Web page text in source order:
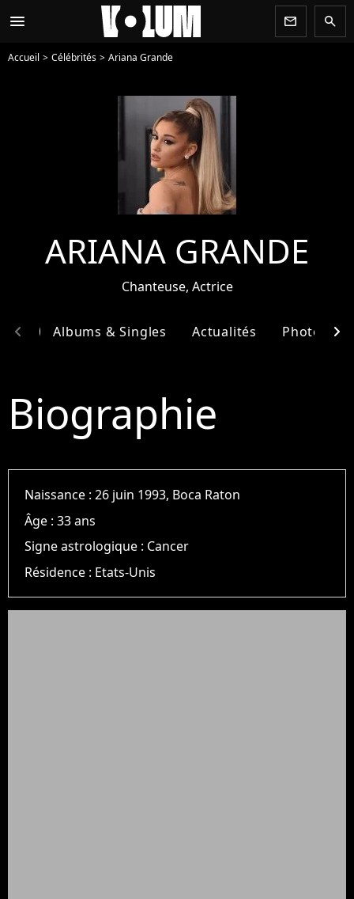
menu newsletter search
Accueil Célébrités Ariana Grande
ARIANA GRANDE
Chanteuse, Actrice
Albums & Singles Actualités Photos
chevron_left chevron_right
Biographie
Naissance :26 juin 1993, Boca Raton
Âge :33 ans
Signe astrologique : Cancer
Résidence : Etats-Unis